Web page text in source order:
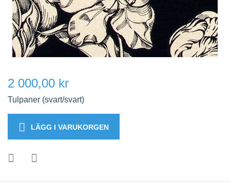
2 000,00 kr
Tulpaner (svart/svart)
LÄGG I VARUKORGEN